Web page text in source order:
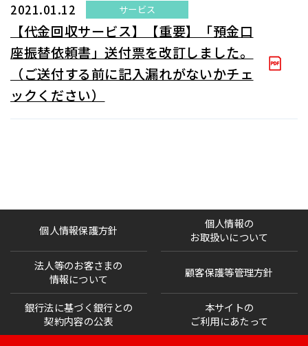
2021.01.12 サービス
【代金回収サービス】【重要】「預金口
座振替依頼書」送付票を改訂しました。
（ご送付する前に記入漏れがないかチェ
ックください）
個人情報保護方針
個人情報の
お取扱いについて
法人等のお客さまの
情報について
顧客保護等管理方針
銀行法に基づく銀行との
契約内容の公表
本サイトの
ご利用にあたって